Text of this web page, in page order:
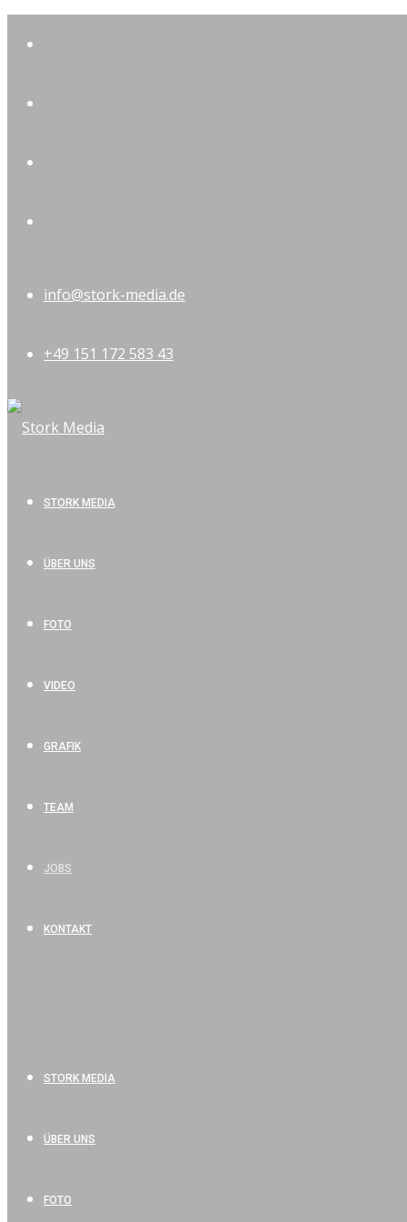
info@stork-media.de
+49 151 172 583 43
STORK MEDIA
ÜBER UNS
FOTO
VIDEO
GRAFIK
TEAM
JOBS
KONTAKT
STORK MEDIA
ÜBER UNS
FOTO